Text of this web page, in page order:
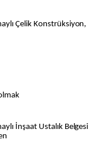
Çelik Konstrüksiyon,
İnşaat Ustalık Belgesi